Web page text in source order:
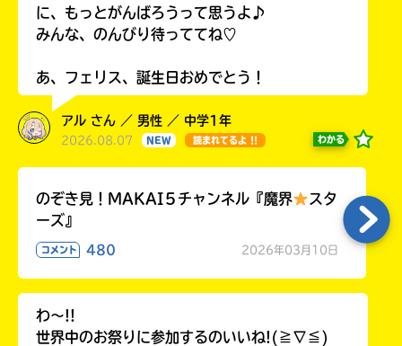
に、もっとがんばろうって思うよ♪
みんな、のんびり待っててね♡
あ、フェリス、誕生日おめでとう！
アル さん ／ 男性 ／ 中学1年
2026.08.07 NEW 読まれてるよ !! わかる
のぞき見！MAKAI５チャンネル『魔界
スタ
ーズ』
コメント 480 2026年03月10日
わ〜!!
世界中のお祭りに参加するのいいね!(≧∇≦)